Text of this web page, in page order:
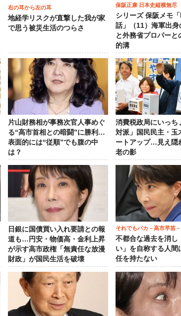
右の耳から左の耳
地経学リスクが直撃した我が家
で思う被災生活のつらさ
保阪正康 日本史縦横無尽
シリーズ 保阪メモ
話」（11）海軍出身
と外務省プロパーと
的溝
片山財務相が事務次官人事めぐ
る“高市首相との暗闘”に勝利…
表面的には“従順”でも腹の中
は？
消費税政局にいっち
対派」国民民主・玉
ートアップ…見え隠
老の影
日銀に国債買い入れ要請との報
道も…円安・物価高・金利上昇
が示す高市政権「無責任な放漫
財政」が国民生活を破壊
それでもバカ－高市早苗
不都合な過去を消し
い」を自称する人間
任を持たない